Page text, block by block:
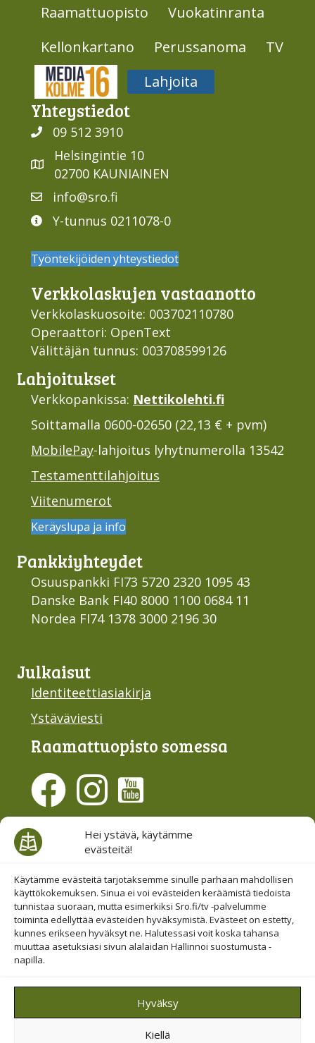
Hei ystävä, käytämme
evästeitä!
Käytämme evästeitä tarjotaksemme sinulle parhaan mahdollisen
käyttökokemuksen. Sinua ei voi evästeiden keräämistä tiedoista
tunnistaa suoraan, mutta esimerkiksi Sro.fi/tv -palvelumme
toiminta edellyttää evästeiden hyväksymistä. Evästeet on estetty,
kunnes erikseen hyväksyt ne. Halutessasi voit koska tahansa
muuttaa asetuksiasi sivun alalaidan Hallinnoi suostumusta -
napilla.
Hyväksy
Kiellä
Raamattuopisto
Vuokatinranta
Kellonkartano
Perussanoma
TV
Media316
Lahjoita
Yhteys­tiedot
09 512 3910
Helsingintie 10
02700 KAUNIAINEN
info@sro.fi
Y-tunnus 0211078-0
Työntekijöiden yhteystiedot
Verkko­laskujen vastaan­otto
Verkkolaskuosoite: 003702110780
Operaattori: OpenText
Välittäjän tunnus: 003708599126
Lahjoi­tukset
Verkkopankissa: Nettikolehti.fi
Soittamalla 0600-02650 (22,13 € + pvm)
MobilePay-lahjoitus lyhytnumerolla 13542
Testamenttilahjoitus
Viitenumerot
Keräyslupa ja info
Pankki­yhteydet
Osuuspankki FI73 5720 2320 1095 43
Danske Bank FI40 8000 1100 0684 11
Nordea FI74 1378 3000 2196 30
Julkaisut
Identiteettiasiakirja
Ystäväviesti
Raamattu­opisto somessa
Evästesuostumus
Hallinnoi evästeitä
Etsi sivuiltamme
© 2019-2026 Suomen Raamattuopiston Säätiö
Saavutettavuus huomioitu